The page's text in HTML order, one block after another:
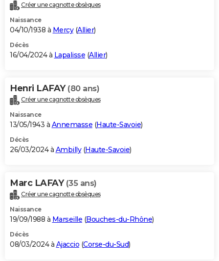
Créer une cagnotte obsèques
Naissance
04/10/1938 à Mercy(Allier)
Décès
16/04/2024 à Lapalisse (Allier)
Henri LAFAY (80 ans)
Créer une cagnotte obsèques
Naissance
13/05/1943 à Annemasse (Haute-Savoie)
Décès
26/03/2024 à Ambilly(Haute-Savoie)
Marc LAFAY (35 ans)
Créer une cagnotte obsèques
Naissance
19/09/1988 à Marseille (Bouches-du-Rhône)
Décès
08/03/2024 à Ajaccio (Corse-du-Sud)